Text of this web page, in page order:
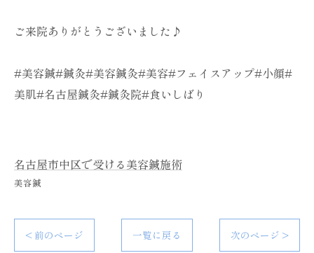
ご来院ありがとうございました♪
#美容鍼#鍼灸#美容鍼灸#美容#フェイスアップ#小顔#
美肌#名古屋鍼灸#鍼灸院#食いしばり
名古屋市中区で受ける美容鍼施術
美容鍼
< 前のページ 一覧に戻る 次のページ >